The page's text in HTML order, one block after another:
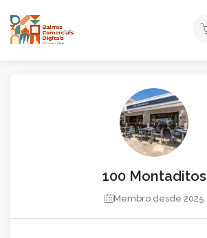
100 Montaditos
Membro desde 2025